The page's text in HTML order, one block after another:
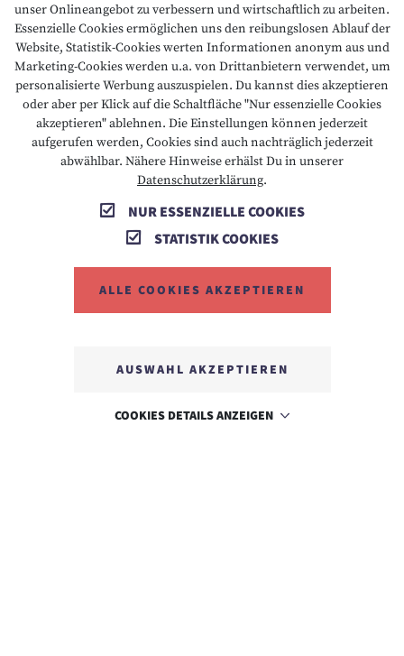
unser Onlineangebot zu verbessern und wirtschaftlich zu arbeiten.
Essenzielle Cookies ermöglichen uns den reibungslosen Ablauf der
Website, Statistik-Cookies werten Informationen anonym aus und
Marketing-Cookies werden u.a. von Drittanbietern verwendet, um
personalisierte Werbung auszuspielen. Du kannst dies akzeptieren
oder aber per Klick auf die Schaltfläche "Nur essenzielle Cookies
akzeptieren" ablehnen. Die Einstellungen können jederzeit
aufgerufen werden, Cookies sind auch nachträglich jederzeit
abwählbar. Nähere Hinweise erhälst Du in unserer
Datenschutzerklärung.
NUR ESSENZIELLE COOKIES
STATISTIK COOKIES
ALLE COOKIES AKZEPTIEREN
AUSWAHL AKZEPTIEREN
COOKIES DETAILS ANZEIGEN